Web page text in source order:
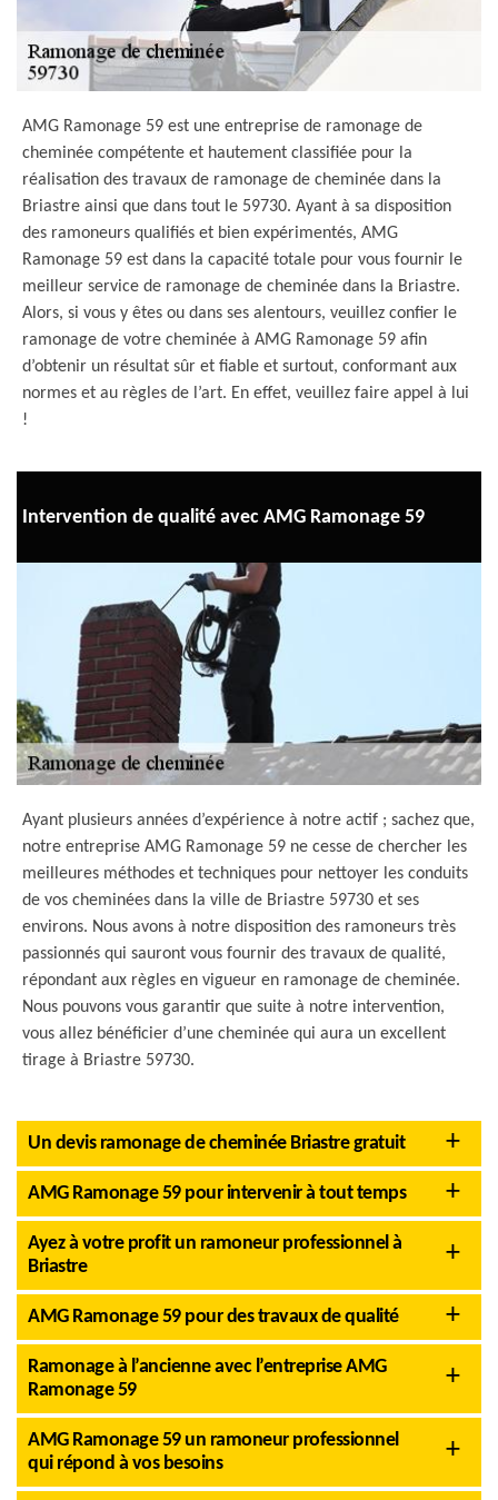
AMG Ramonage 59 est une entreprise de ramonage de
cheminée compétente et hautement classifiée pour la
réalisation des travaux de ramonage de cheminée dans la
Briastre ainsi que dans tout le 59730. Ayant à sa disposition
des ramoneurs qualifiés et bien expérimentés, AMG
Ramonage 59 est dans la capacité totale pour vous fournir le
meilleur service de ramonage de cheminée dans la Briastre.
Alors, si vous y êtes ou dans ses alentours, veuillez confier le
ramonage de votre cheminée à AMG Ramonage 59 afin
d’obtenir un résultat sûr et fiable et surtout, conformant aux
normes et au règles de l’art. En effet, veuillez faire appel à lui
!
Intervention de qualité avec AMG Ramonage 59
Ayant plusieurs années d’expérience à notre actif ; sachez que,
notre entreprise AMG Ramonage 59 ne cesse de chercher les
meilleures méthodes et techniques pour nettoyer les conduits
de vos cheminées dans la ville de Briastre 59730 et ses
environs. Nous avons à notre disposition des ramoneurs très
passionnés qui sauront vous fournir des travaux de qualité,
répondant aux règles en vigueur en ramonage de cheminée.
Nous pouvons vous garantir que suite à notre intervention,
vous allez bénéficier d’une cheminée qui aura un excellent
tirage à Briastre 59730.
Un devis ramonage de cheminée Briastre gratuit
AMG Ramonage 59 pour intervenir à tout temps
Ayez à votre profit un ramoneur professionnel à
Briastre
AMG Ramonage 59 pour des travaux de qualité
Ramonage à l’ancienne avec l’entreprise AMG
Ramonage 59
AMG Ramonage 59 un ramoneur professionnel
qui répond à vos besoins